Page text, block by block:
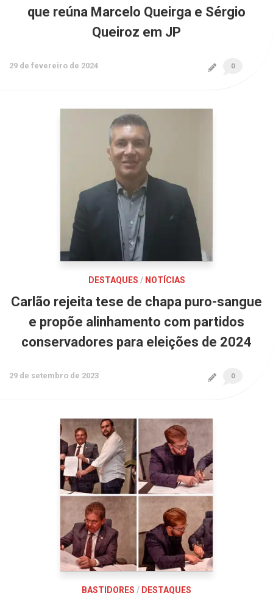
que reúna Marcelo Queirga e Sérgio
Queiroz em JP
0
29 de fevereiro de 2024
DESTAQUES / NOTÍCIAS
Carlão rejeita tese de chapa puro-sangue
e propõe alinhamento com partidos
conservadores para eleições de 2024
0
29 de setembro de 2023
BASTIDORES / DESTAQUES